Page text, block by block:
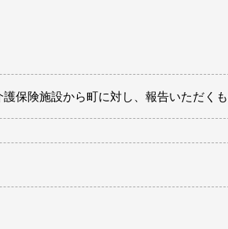
保険施設から町に対し、報告いただくも